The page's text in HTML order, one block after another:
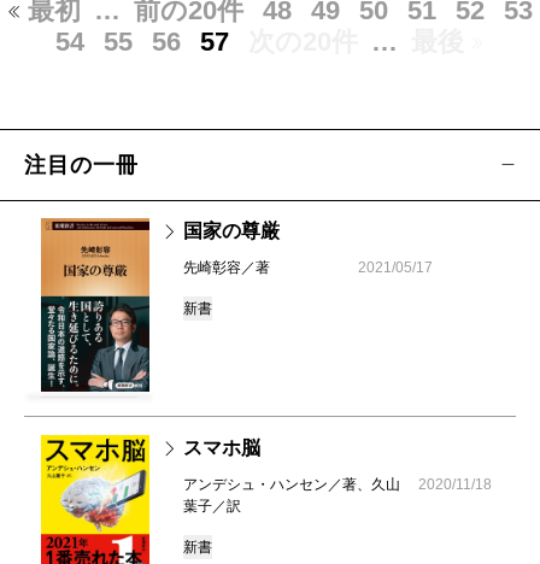
最初 … 前の20件 48 49 50 51 52
53
54
55 56 57 …
注目の一冊
国家の尊厳
先崎彰容／著 2021/05/17
新書
スマホ脳
アンデシュ・ハンセン／著、久山
葉子／訳
2020/11/18
新書